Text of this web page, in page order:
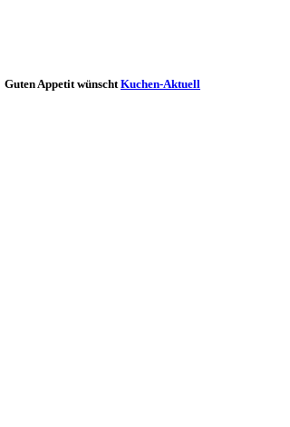
Guten Appetit wünscht Kuchen-Aktuell